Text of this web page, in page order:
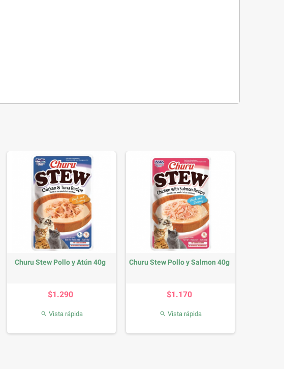
Churu Stew Pollo y Atún 40g
$1.290
 Vista rápida
Churu Stew Pollo y Salmon 40g
$1.170
 Vista rápida